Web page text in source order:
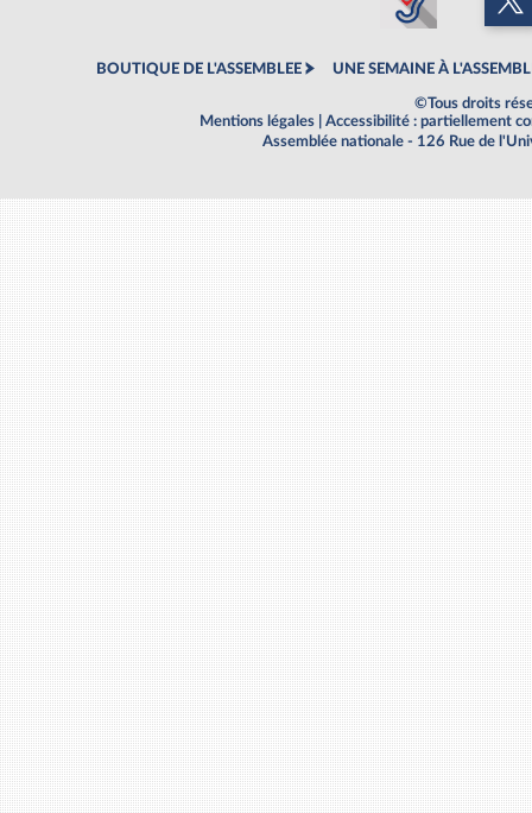
BOUTIQUE DE L'ASSEMBLEE UNE SEMAINE À
©Tous droits
Mentions légales
Accessibilité : partiellement
Assemblée nationale - 126 Rue de